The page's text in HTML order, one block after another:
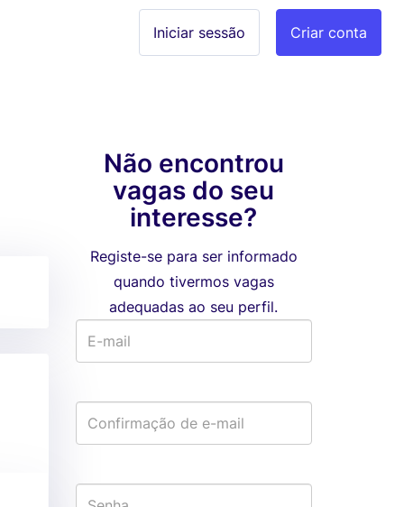
Criar conta
Iniciar sessão
Não encontrou
vagas do seu
interesse?
Registe-se para ser informado
quando tivermos vagas
adequadas ao seu perfil.